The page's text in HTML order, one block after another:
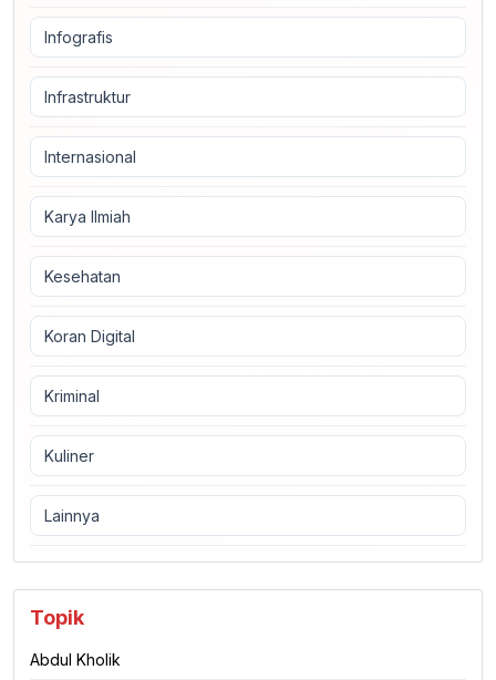
Infografis
Infrastruktur
Internasional
Karya Ilmiah
Kesehatan
Koran Digital
Kriminal
Kuliner
Lainnya
Topik
Abdul Kholik